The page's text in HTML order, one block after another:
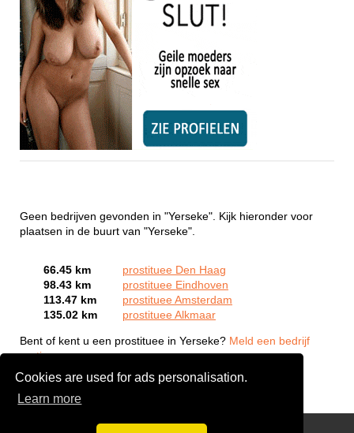
Cookies are used for ads personalisation.
Learn more
Geen bedrijven gevonden in "Yerseke". Kijk hieronder voor
plaatsen in de buurt van "Yerseke".
66.45 km
prostituee Den Haag
98.43 km
prostituee Eindhoven
113.47 km
prostituee Amsterdam
135.02 km
prostituee Alkmaar
Bent of kent u een prostituee in Yerseke? Meld een bedrijf
gratis aan